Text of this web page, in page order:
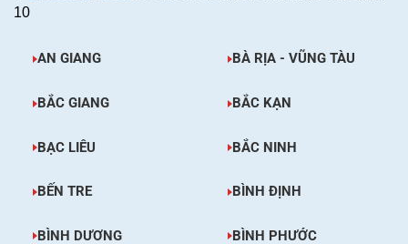
10
AN GIANG BÀ RỊA - VŨNG TÀU
BẮC GIANG BẮC KẠN
BẠC LIÊU BẮC NINH
BẾN TRE BÌNH ĐỊNH
BÌNH DƯƠNG BÌNH PHƯỚC